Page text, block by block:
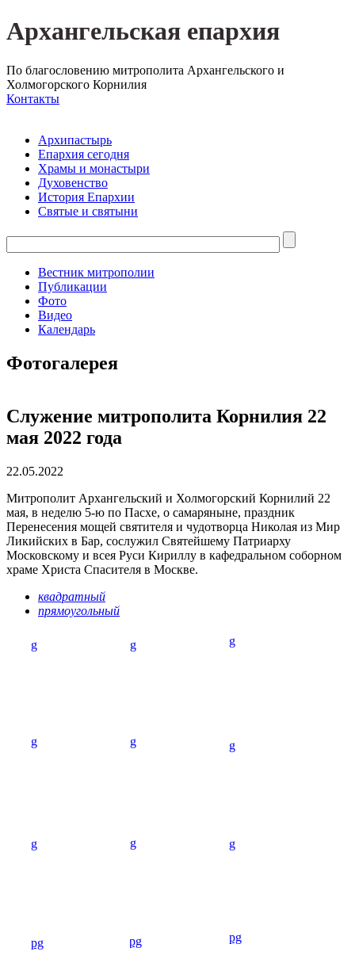
Архангельская епархия
По благословению митрополита Архангельского и
Холмогорского Корнилия
Контакты
Архипастырь
Епархия сегодня
Храмы и монастыри
Духовенство
История Епархии
Святые и святыни
Вестник митрополии
Публикации
Фото
Видео
Календарь
Фотогалерея
Служение митрополита Корнилия 22
мая 2022 года
22.05.2022
Митрополит Архангельский и Холмогорский Корнилий 22
мая, в неделю 5-ю по Пасхе, о самаряныне, праздник
Перенесения мощей святителя и чудотворца Николая из Мир
Ликийских в Бар, сослужил Святейшему Патриарху
Московскому и всея Руси Кириллу в кафедральном соборном
храме Христа Спасителя в Москве.
квадратный
прямоугольный